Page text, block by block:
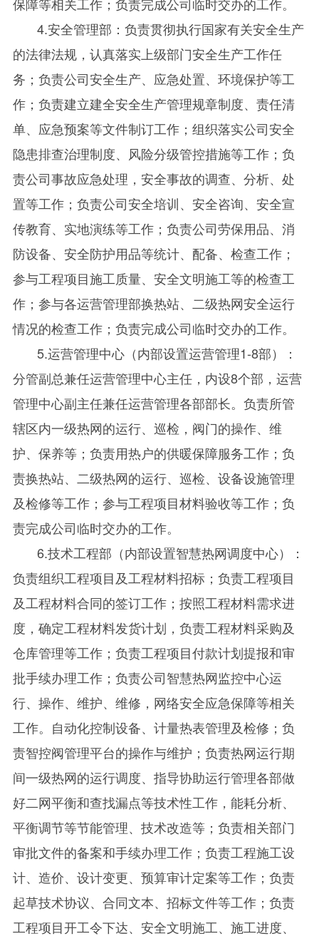
4.安全管理部：负责贯彻执行国家有关安全生产
的法律法规，认真落实上级部门安全生产工作任
务；负责公司安全生产、应急处置、环境保护等工
作；负责建立建全安全生产管理规章制度、责任清
单、应急预案等文件制订工作；组织落实公司安全
隐患排查治理制度、风险分级管控措施等工作；负
责公司事故应急处理，安全事故的调查、分析、处
置等工作；负责公司安全培训、安全咨询、安全宣
传教育、实地演练等工作；负责公司劳保用品、消
防设备、安全防护用品等统计、配备、检查工作；
参与工程项目施工质量、安全文明施工等的检查工
作；参与各运营管理部换热站、二级热网安全运行
情况的检查工作；负责完成公司临时交办的工作。
5.运营管理中心（内部设置运营管理1-8部）：
分管副总兼任运营管理中心主任，内设8个部，运营
管理中心副主任兼任运营管理各部部长。负责所管
辖区内一级热网的运行、巡检，阀门的操作、维
护、保养等；负责用热户的供暖保障服务工作；负
责换热站、二级热网的运行、巡检、设备设施管理
及检修等工作；参与工程项目材料验收等工作；负
责完成公司临时交办的工作。
6.技术工程部（内部设置智慧热网调度中心）：
负责组织工程项目及工程材料招标；负责工程项目
及工程材料合同的签订工作；按照工程材料需求进
度，确定工程材料发货计划，负责工程材料采购及
仓库管理等工作；负责工程项目付款计划提报和审
批手续办理工作；负责公司智慧热网监控中心运
行、操作、维护、维修，网络安全应急保障等相关
工作。自动化控制设备、计量热表管理及检修；负
责智控阀管理平台的操作与维护；负责热网运行期
间一级热网的运行调度、指导协助运行管理各部做
好二网平衡和查找漏点等技术性工作，能耗分析、
平衡调节等节能管理、技术改造等；负责相关部门
审批文件的备案和手续办理工作；负责工程施工设
计、造价、设计变更、预算审计定案等工作；负责
起草技术协议、合同文本、招标文件等工作；负责
工程项目开工令下达、安全文明施工、施工进度、